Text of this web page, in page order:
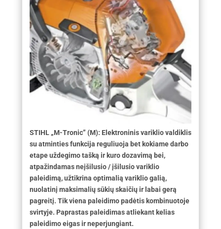
STIHL „M-Tronic” (M): Elektroninis variklio valdiklis
su atminties funkcija reguliuoja bet kokiame darbo
etape uždegimo tašką ir kuro dozavimą bei,
atpažindamas neįšilusio / įšilusio variklio
paleidimą, užtikrina optimalią variklio galią,
nuolatinį maksimalių sūkių skaičių ir labai gerą
pagreitį. Tik viena paleidimo padėtis kombinuotoje
svirtyje. Paprastas paleidimas atliekant kelias
paleidimo eigas ir neperjungiant.